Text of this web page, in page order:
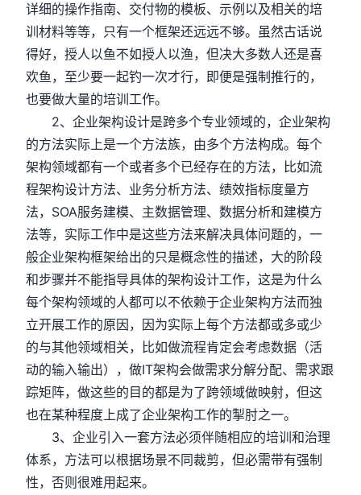
详细的操作指南、交付物的模板、示例以及相关的培
训材料等等，只有一个框架还远远不够。虽然古话说
得好，授人以鱼不如授人以渔，但决大多数人还是喜
欢鱼，至少要一起钓一次才行，即便是强制推行的，
也要做大量的培训工作。
2、企业架构设计是跨多个专业领域的，企业架构
的方法实际上是一个方法族，由多个方法构成。每个
架构领域都有一个或者多个已经存在的方法，比如流
程架构设计方法、业务分析方法、绩效指标度量方
法，SOA服务建模、主数据管理、数据分析和建模方
法等，实际工作中是这些方法来解决具体问题的，一
般企业架构框架给出的只是概念性的描述，大的阶段
和步骤并不能指导具体的架构设计工作，这是为什么
每个架构领域的人都可以不依赖于企业架构方法而独
立开展工作的原因，因为实际上每个方法都或多或少
的与其他领域相关，比如做流程肯定会考虑数据（活
动的输入输出），做IT架构会做需求分解分配、需求跟
踪矩阵，做这些的目的都是为了跨领域做映射，但这
也在某种程度上成了企业架构工作的掣肘之一。
3、企业引入一套方法必须伴随相应的培训和治理
体系，方法可以根据场景不同裁剪，但必需带有强制
性，否则很难用起来。